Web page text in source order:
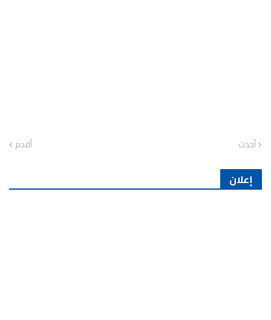
أحدث أقدم
إعلان